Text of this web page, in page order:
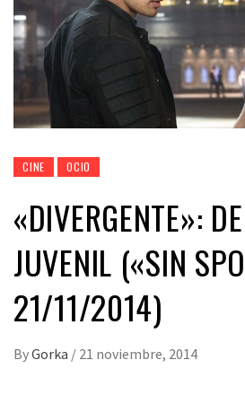
CINE OCIO
«DIVERGENTE»:
JUVENIL («SIN
21/11/2014)
ByGorka / 21 noviembre, 2014